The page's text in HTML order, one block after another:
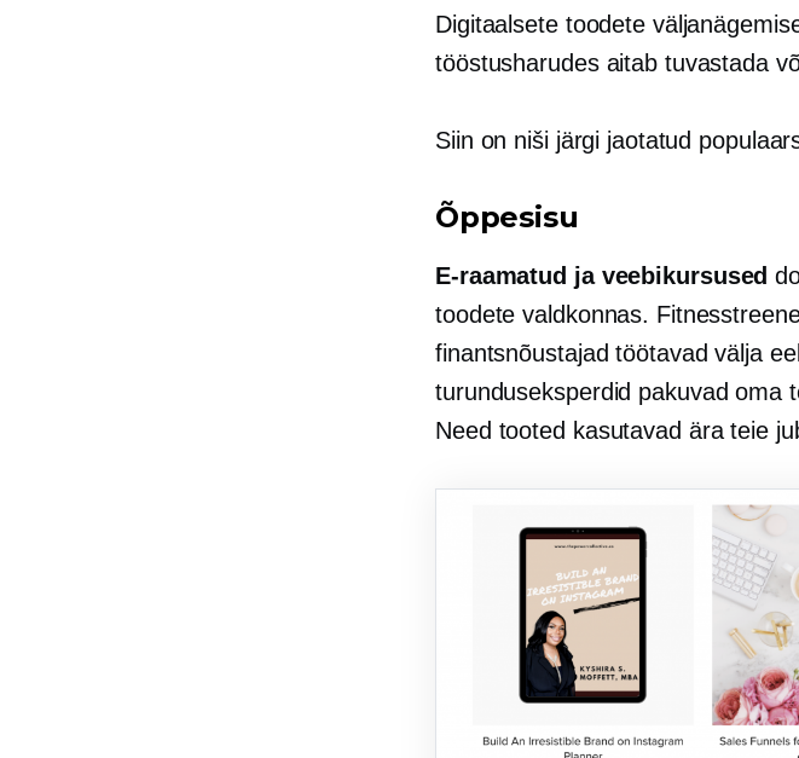
Digitaalsete toodete
tööstusharudes aitab tuvastada
Siin on niši järgi jaotatud
Õppesisu
E-raamatud ja veebikursused
toodete valdkonnas.
finantsnõustajad töötavad välja
turunduseksperdid pakuvad oma
Need tooted kasutavad ära teie